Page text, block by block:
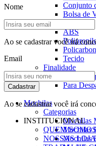
Conjunto
Bolsa de
Materiais
ABS
Tecido
Finalidade
Para
Para
Mochilas
Categorias
Mochilas
Mochilas
Mochilas
Nome
Ao se cadastrar você irá
Email
Cadastrar
Ao se cadastrar você irá
INSTITUCIONAL
QUEM SOMOS
NOSSAS